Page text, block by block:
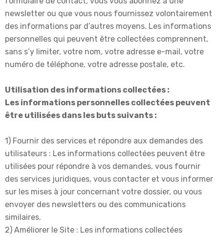
newsletter ou que vous nous fournissez volontairement
des informations par d’autres moyens. Les informations
personnelles qui peuvent être collectées comprennent,
sans s’y limiter, votre nom, votre adresse e-mail, votre
numéro de téléphone, votre adresse postale, etc.
Utilisation des informations collectées :
Les informations personnelles collectées peuvent
être utilisées dans les buts suivants :
1) Fournir des services et répondre aux demandes des
utilisateurs : Les informations collectées peuvent être
utilisées pour répondre à vos demandes, vous fournir
des services juridiques, vous contacter et vous informer
sur les mises à jour concernant votre dossier, ou vous
envoyer des newsletters ou des communications
similaires.
2) Améliorer le Site : Les informations collectées